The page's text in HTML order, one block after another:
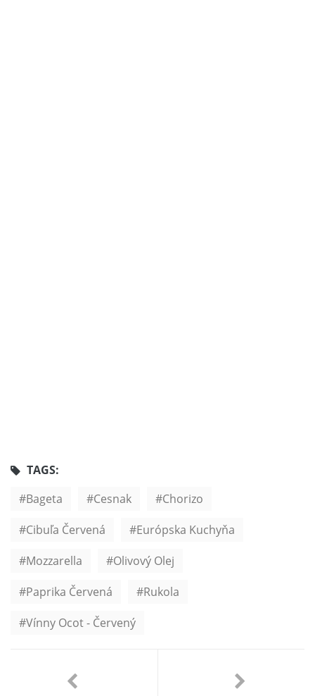
TAGS:
Bageta
Cesnak
Chorizo
Cibuľa Červená
Európska Kuchyňa
Mozzarella
Olivový Olej
Paprika Červená
Rukola
Vínny Ocot - Červený